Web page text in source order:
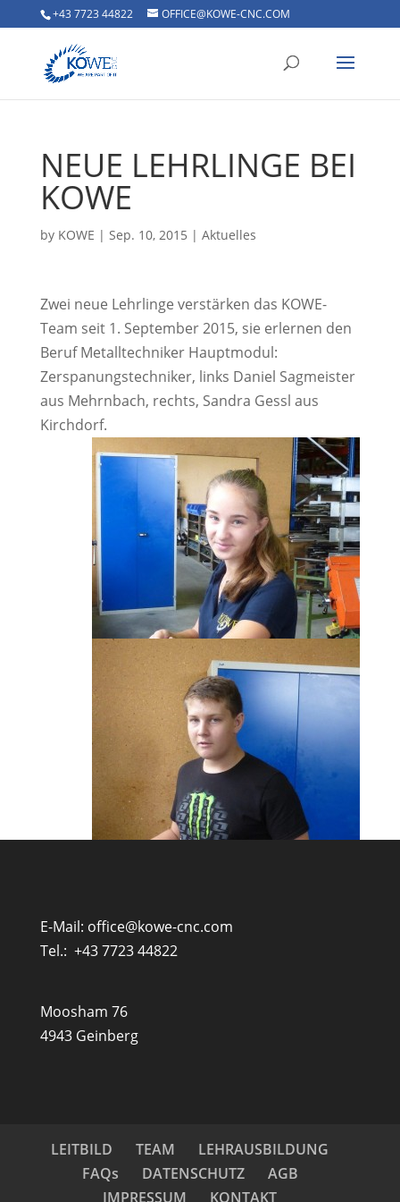
+43 7723 44822 OFFICE@KOWE-CNC.COM
NEUE LEHRLINGE BEI
KOWE
by KOWE | Sep. 10, 2015 | Aktuelles
Zwei neue Lehrlinge verstärken das KOWE-
Team seit 1. September 2015, sie erlernen den
Beruf Metalltechniker Hauptmodul:
Zerspanungstechniker, links Daniel Sagmeister
aus Mehrnbach, rechts, Sandra Gessl aus
Kirchdorf.
E-Mail: office@kowe-cnc.com
Tel.: +43 7723 44822
Moosham 76
4943 Geinberg
LEITBILD TEAM
LEHRAUSBILDUNG
FAQs
DATENSCHUTZ
AGB
IMPRESSUM
KONTAKT